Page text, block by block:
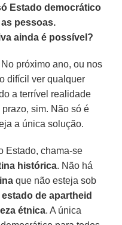
Estado democrático
pessoas.
ainda é possível?
próximo ano, ou nos
difícil ver qualquer
a terrível realidade
sim. Não só é
a única solução.
Estado, chama-se
histórica. Não há
que não esteja sob
estado de apartheid
étnica. A única